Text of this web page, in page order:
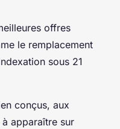
offres
le remplacement
sous 21
conçus, aux
apparaître sur